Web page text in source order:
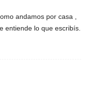
andamos por casa ,
entiende lo que escribís.